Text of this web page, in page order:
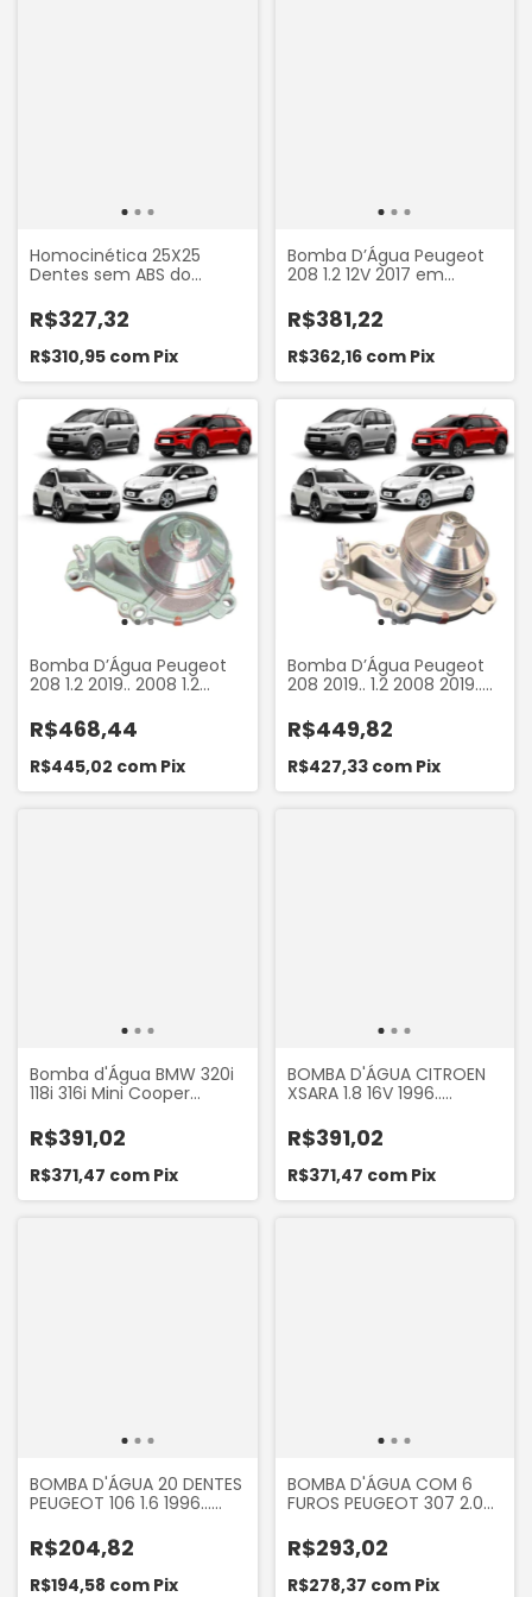
Homocinética 25X25
Dentes sem ABS do
Partner 1.6 2003 em
Diante Citroën Berlingo
1997 a 2003 Vetor VT5274
R$327,32
R$310,95 com Pix
Bomba D’Água Peugeot
208 1.2 12V 2017 em
2017 em diante 3
Cilindros Drivetec
DT.H4420
R$381,22
R$362,16 com Pix
Bomba D’Água Peugeot
208 1.2 2019.. 2008 1.2
C3 1.2 2017.. Aircross 1.2
2017.. Motores 3 Cilindros
Starke SWP284A
R$468,44
R$445,02 com Pix
Bomba D’Água Peugeot
208 2019.. 1.2 2008 2019..
Cactus 1.2 2017.. Starke
SWP284
R$449,82
R$427,33 com Pix
Bomba d'Água BMW 320i
118i 316i Mini Cooper
DS4 C4 Lounge - Indisa
952506
R$391,02
R$371,47 com Pix
BOMBA D'ÁGUA CITROEN
XSARA 1.8 16V 1996..
1996... PEUGEOT 406 1.8
16V 1996... URBA UB0818
R$391,02
R$371,47 com Pix
BOMBA D'ÁGUA 20 DENTES
PEUGEOT 106 1.6 1996...
1994 PEUGEOT 206 1.6
1998 A 2002 CITROEN
XSARA 1997... SCHADEK
R$204,82
R$194,58 com Pix
BOMBA D'ÁGUA COM 6
FUROS PEUGEOT 307 2.0
PICASSO 2.0 16V 2001...
CITROEN C4 2.0 16V 2002...
CITREON C5 2.0 16V 2002...
R$293,02
R$278,37 com Pix